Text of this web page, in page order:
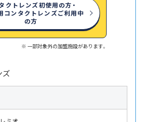
クトレンズ初使用の方・
コンタクトレンズご利用中
の方
一部対象外の加盟施設があります。
ズ